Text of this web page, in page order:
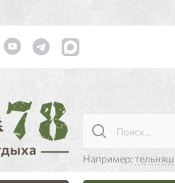
Например: